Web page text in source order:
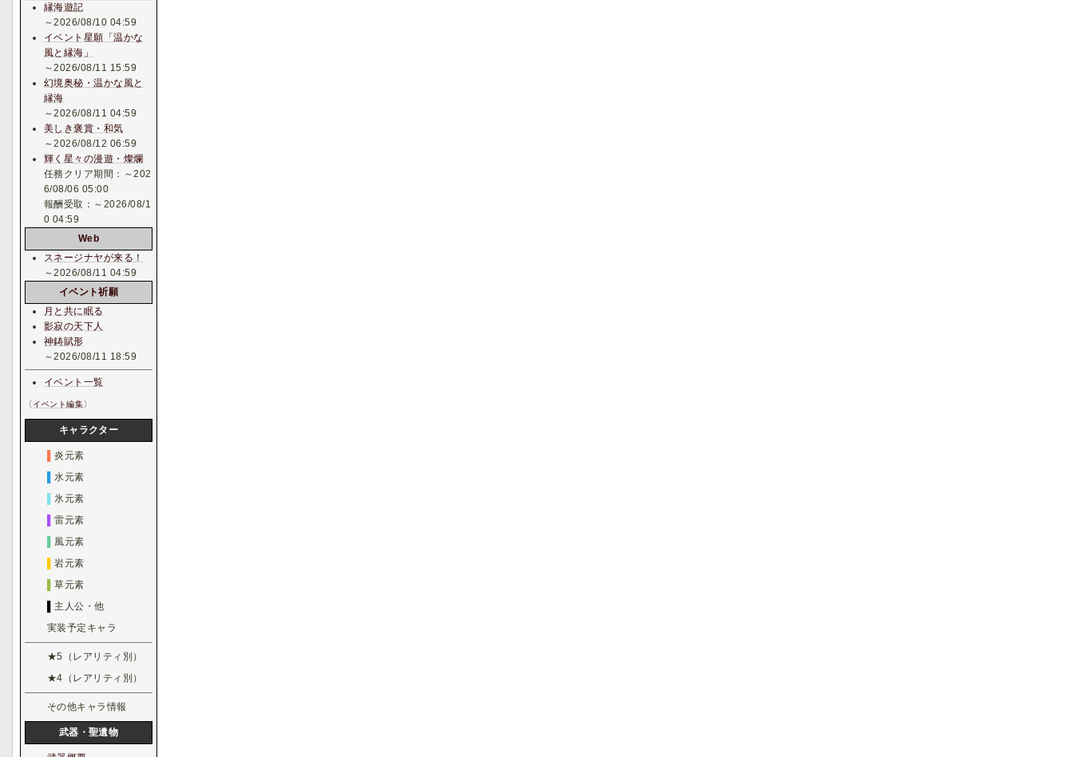
縁海遊記
～2026/08/10 04:59
イベント星願「温かな
風と縁海」
～2026/08/11 15:59
幻境奥秘・温かな風と
縁海
～2026/08/11 04:59
美しき褒賞・和気
～2026/08/12 06:59
輝く星々の漫遊・燦爛
任務クリア期間：～202
6/08/06 05:00
報酬受取：～2026/08/1
0 04:59
Web
スネージナヤが来る！
～2026/08/11 04:59
イベント祈願
月と共に眠る
影寂の天下人
神鋳賦形
～2026/08/11 18:59
イベント一覧
〔 イベント編集〕
キャラクター
▌炎元素
▌水元素
▌氷元素
▌雷元素
風元素
▌岩元素
▌草元素
主人公・他
実装予定キャラ
★5（レアリティ別）
★4（レアリティ別）
その他キャラ情報
武器・聖遺物